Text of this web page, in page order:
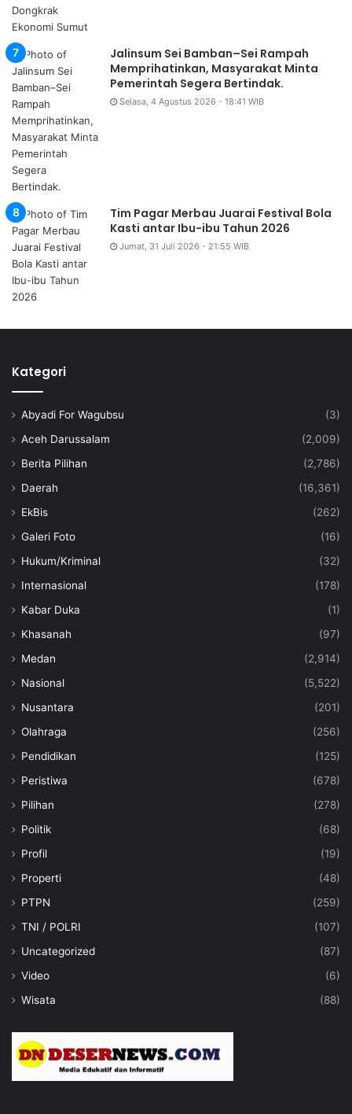
Jalinsum Sei Bamban–Sei Rampah
Memprihatinkan, Masyarakat Minta
Pemerintah Segera Bertindak.
Selasa, 4 Agustus 2026 - 18:41 WIB
Tim Pagar Merbau Juarai Festival Bola
Kasti antar Ibu-ibu Tahun 2026
Jumat, 31 Juli 2026 - 21:55 WIB
Kategori
Abyadi For Wagubsu
(3)
Aceh Darussalam
(2,009)
Berita Pilihan
(2,786)
Daerah
(16,361)
EkBis
(262)
Galeri Foto
(16)
Hukum/Kriminal
(32)
Internasional
(178)
Kabar Duka
(1)
Khasanah
(97)
Medan
(2,914)
Nasional
(5,522)
Nusantara
(201)
Olahraga
(256)
Pendidikan
(125)
Peristiwa
(678)
Pilihan
(278)
Politik
(68)
Profil
(19)
Properti
(48)
PTPN
(259)
TNI / POLRI
(107)
Uncategorized
(87)
Video
(6)
Wisata
(88)